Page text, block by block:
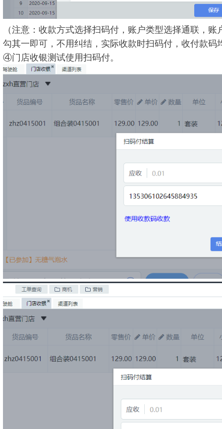
（注意：收款方式选择扫码付，账户类型选择通联，
勾其一即可，不用纠结，实际收款时扫码付，收付款码
④门店收银测试使用扫码付。